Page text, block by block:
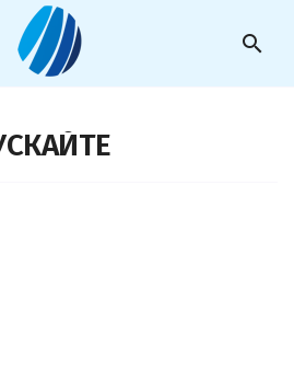
search